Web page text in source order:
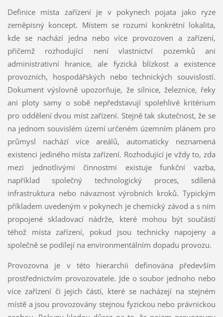
Definice místa zařízení je v pokynech pojata jako ryze
zeměpisný koncept. Místem se rozumí konkrétní lokalita,
kde se nachází jedna nebo více provozoven a zařízení,
přičemž rozhodující není vlastnictví pozemků ani
administrativní hranice, ale fyzická blízkost a existence
provozních, hospodářských nebo technických souvislostí.
Dokument výslovně upozorňuje, že silnice, železnice, řeky
ani ploty samy o sobě nepředstavují spolehlivé kritérium
pro oddělení dvou míst zařízení. Stejně tak skutečnost, že se
na jednom souvislém území určeném územním plánem pro
průmysl nachází více areálů, automaticky neznamená
existenci jediného místa zařízení. Rozhodující je vždy to, zda
mezi jednotlivými činnostmi existuje funkční vazba,
například společný technologický proces, sdílená
infrastruktura nebo návaznost výrobních kroků. Typickým
příkladem uvedeným v pokynech je chemický závod a s ním
propojené skladovací nádrže, které mohou být součástí
téhož místa zařízení, pokud jsou technicky napojeny a
společně se podílejí na environmentálním dopadu provozu.
Provozovna je v této hierarchii definována především
prostřednictvím provozovatele. Jde o soubor jednoho nebo
více zařízení či jejich částí, které se nacházejí na stejném
místě a jsou provozovány stejnou fyzickou nebo právnickou